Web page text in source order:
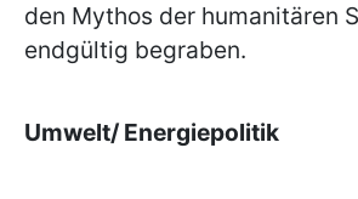
den Mythos der humanitären
endgültig begraben.
Umwelt/ Energiepolitik